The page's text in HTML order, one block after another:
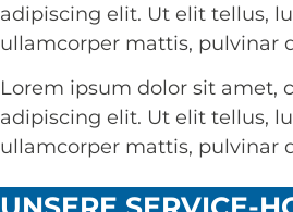
adipiscing elit. Ut elit tellus,
ullamcorper mattis, pulvinar
Lorem ipsum dolor sit amet,
adipiscing elit. Ut elit tellus,
ullamcorper mattis, pulvinar